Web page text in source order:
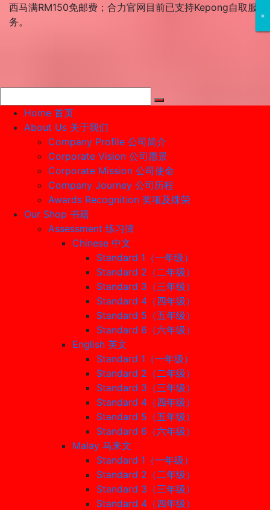
Skip西马满RM150免邮费；合力官网目前已支持Kepong自取服
务。
Home 首页
About Us 关于我们
Company Profile 公司简介
Corporate Vision 公司愿景
Corporate Mission 公司使命
Company Journey 公司历程
Awards Recognition 奖项及殊荣
Our Shop 书籍
Assessment 练习簿
Chinese 中文
Standard 1（一年级）
Standard 2（二年级）
Standard 3（三年级）
Standard 4（四年级）
Standard 5（五年级）
Standard 6（六年级）
English 英文
Standard 1（一年级）
Standard 2（二年级）
Standard 3（三年级）
Standard 4（四年级）
Standard 5（五年级）
Standard 6（六年级）
Malay 马来文
Standard 1（一年级）
Standard 2（二年级）
Standard 3（三年级）
Standard 4（四年级）
×
×
×